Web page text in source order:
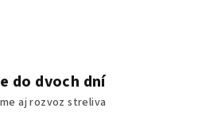
do dvoch dní
aj rozvoz streliva